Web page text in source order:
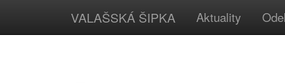
VALAŠSKÁ ŠIPKA Aktuality